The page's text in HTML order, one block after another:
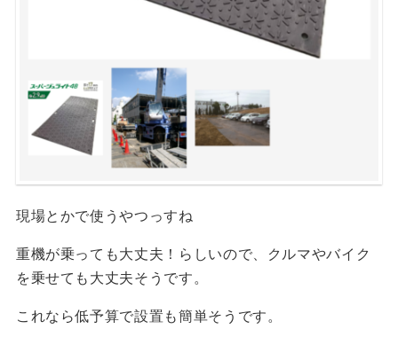
現場とかで使うやつっすね
重機が乗っても大丈夫！らしいので、クルマやバイク
を乗せても大丈夫そうです。
これなら低予算で設置も簡単そうです。